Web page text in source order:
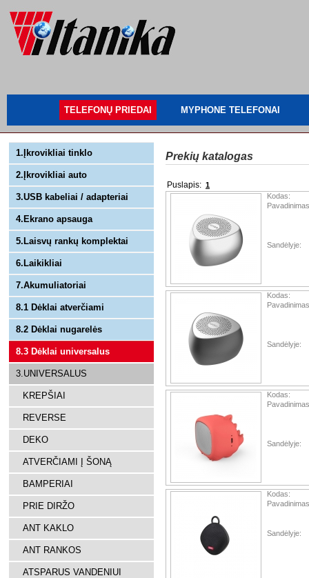
TELEFONŲ PRIEDAI MYPHONE TELEFONAI
1.Įkrovikliai tinklo
2.Įkrovikliai auto
3.USB kabeliai / adapteriai
4.Ekrano apsauga
5.Laisvų rankų komplektai
6.Laikikliai
7.Akumuliatoriai
8.1 Dėklai atverčiami
8.2 Dėklai nugarelės
8.3 Dėklai universalus
3.UNIVERSALUS
KREPŠIAI
REVERSE
DEKO
ATVERČIAMI Į ŠONĄ
BAMPERIAI
PRIE DIRŽO
ANT KAKLO
ANT RANKOS
ATSPARUS VANDENIUI
Prekių katalogas
Puslapis: 1
Kodas:
Sandėlyje:
Kodas:
Sandėlyje:
Kodas:
Sandėlyje:
Kodas:
Sandėlyje: